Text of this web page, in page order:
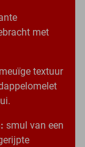
met
textuur
smul van een